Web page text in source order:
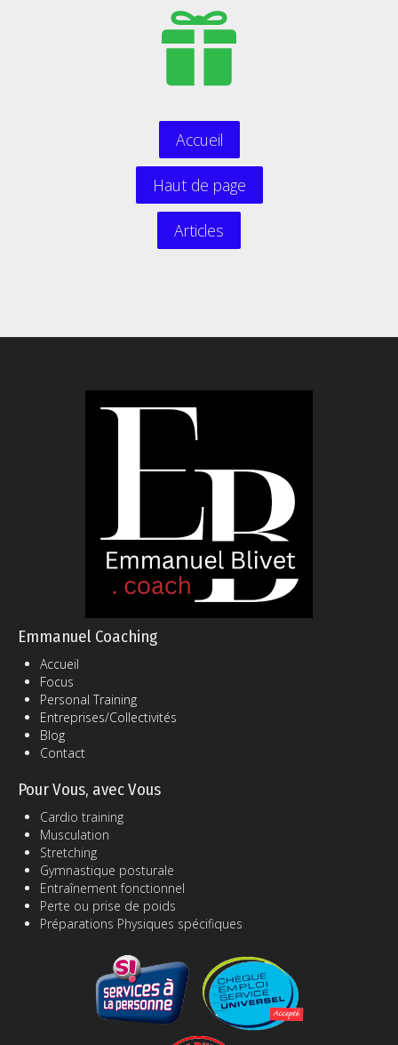
Accueil
Haut de page
Articles
Emmanuel Coaching
Accueil
Focus
Personal Training
Entreprises/Collectivités
Blog
Contact
Pour Vous, avec Vous
Cardio training
Musculation
Stretching
Gymnastique posturale
Entraînement fonctionnel
Perte ou prise de poids
Préparations Physiques spécifiques